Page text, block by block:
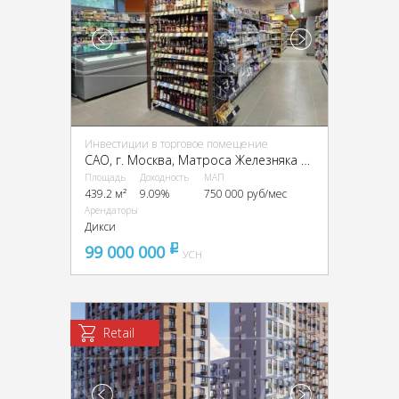
Инвестиции в торговое помещение
CАО, г. Москва, Матроса Железняка б-р, 13
Площадь
439.2 м²
Доходность
9.09%
МАП
750 000 руб/мес
Арендаторы
Дикси
99 000 000 pуб
УСН
Retail